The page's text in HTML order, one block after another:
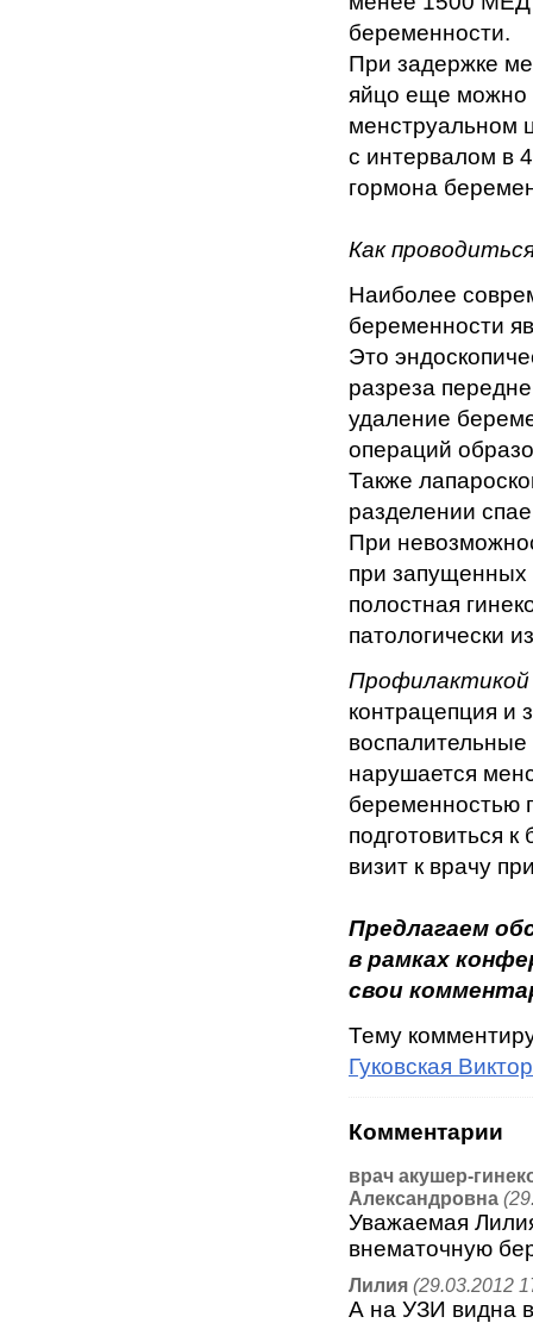
беременности.
При задержке
яйцо еще можно
менструальном
с интервалом в
гормона
Как
Наиболее
беременности
Это
разреза
удаление
операций
Также
разделении
При
при
полостная
патологически
контрацепция и
нарушается
беременностью
подготовиться
визит к врачу
Предлагаем
в рамках
свои
Тему
Гуковская
Комментарии
врач акушер-
Александровна
Уважаемая
внематочную
Лилия (29.03.2012
А на УЗИ видна